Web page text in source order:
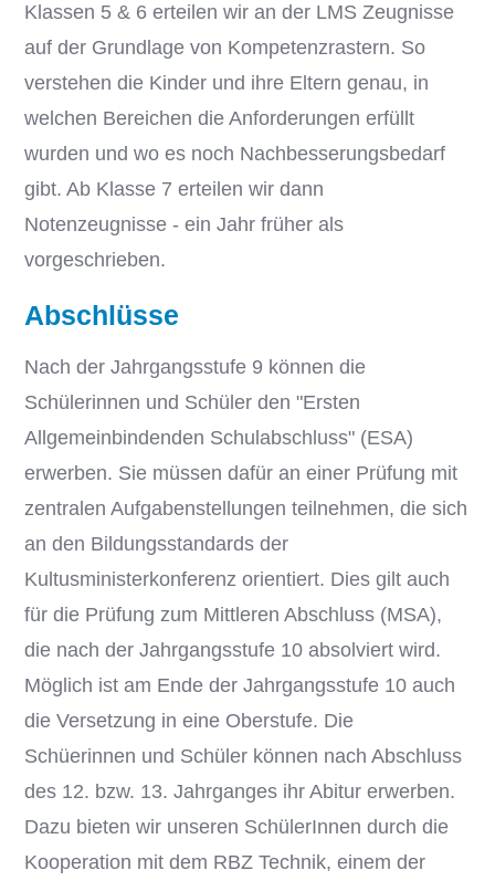
Klassen 5 & 6 erteilen wir an der LMS Zeugnisse
auf der Grundlage von Kompetenzrastern. So
verstehen die Kinder und ihre Eltern genau, in
welchen Bereichen die Anforderungen erfüllt
wurden und wo es noch Nachbesserungsbedarf
gibt. Ab Klasse 7 erteilen wir dann
Notenzeugnisse - ein Jahr früher als
vorgeschrieben.
Abschlüsse
Nach der Jahrgangsstufe 9 können die
Schülerinnen und Schüler den "Ersten
Allgemeinbindenden Schulabschluss" (ESA)
erwerben. Sie müssen dafür an einer Prüfung mit
zentralen Aufgabenstellungen teilnehmen, die sich
an den Bildungsstandards der
Kultusministerkonferenz orientiert. Dies gilt auch
für die Prüfung zum Mittleren Abschluss (MSA),
die nach der Jahrgangsstufe 10 absolviert wird.
Möglich ist am Ende der Jahrgangsstufe 10 auch
die Versetzung in eine Oberstufe. Die
Schüerinnen und Schüler können nach Abschluss
des 12. bzw. 13. Jahrganges ihr Abitur erwerben.
Dazu bieten wir unseren SchülerInnen durch die
Kooperation mit dem RBZ Technik, einem der